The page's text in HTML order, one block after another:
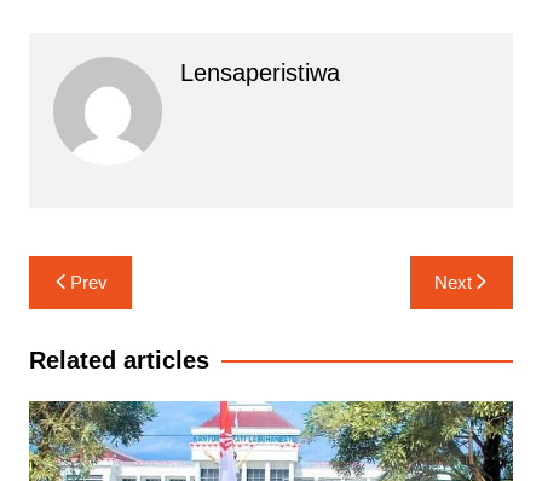
Lensaperistiwa
Navigasi
pos
Prev Next
Related articles